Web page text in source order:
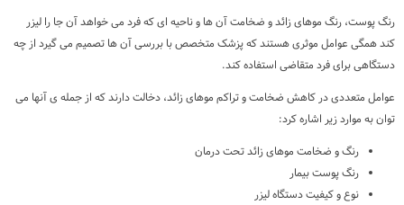
رنگ پوست، رنگ موهای زائد و ضخامت آن ها و ناحیه ای که فرد می خواهد آن جا را لیزر
کند همگی عوامل موثری هستند که پزشک متخصص با بررسی آن ها تصمیم می گیرد از چه
دستگاهی برای فرد متقاضی استفاده کند.
عوامل متعددی در کاهش ضخامت و تراکم موهای زائد، دخالت دارند که از جمله ی آنها می
توان به موارد زیر اشاره کرد:
رنگ و ضخامت موهای زائد تحت درمان
رنگ پوست بیمار
نوع و کیفیت دستگاه لیزر